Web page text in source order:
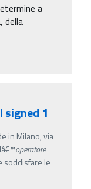
a
della
1
in Milano, via
operatore
soddisfare le